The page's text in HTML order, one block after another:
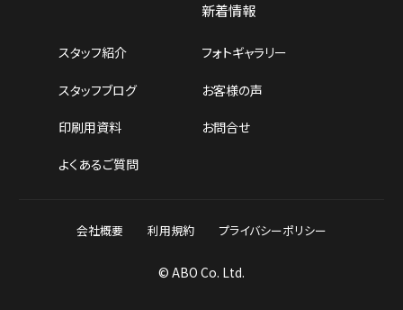
新着情報
スタッフ紹介
スタッフブログ
印刷用資料
よくあるご質問
フォトギャラリー
お客様の声
お問合せ
会社概要 利用規約 プライバシーポリシー
© ABO Co. Ltd.